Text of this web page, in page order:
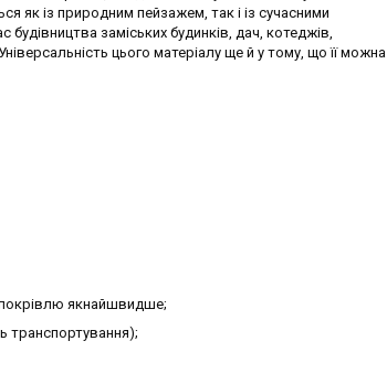
як із природним пейзажем, так і із сучасними
заміських будинків, дач, котеджів,
цього матеріалу ще й у тому, що її можна
покрівлю якнайшвидше;
транспортування);